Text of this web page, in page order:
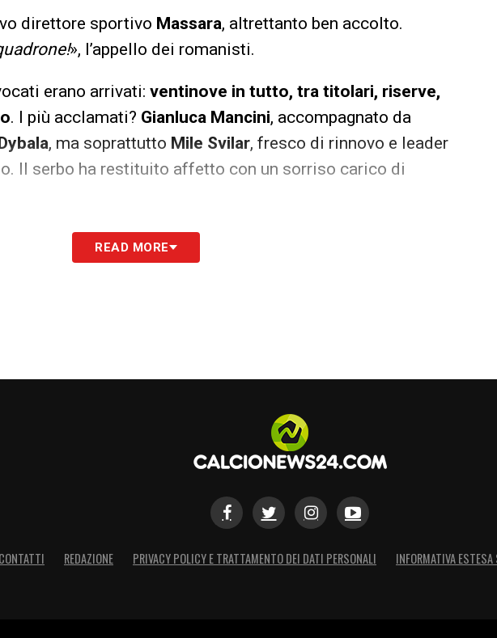
direttore sportivo Massara, altrettanto ben accolto.
», l’appello dei romanisti.
erano arrivati: ventinove in tutto, tra titolari, riserve,
. I più acclamati? Gianluca Mancini, accompagnato da
, ma soprattutto Mile Svilar, fresco di rinnovo e leader
Il serbo ha restituito affetto con un sorriso carico di
grande festa, una sorta di ritorno a scuola dopo la lunga
a Hermoso, daDarboe a Cherubini
READ MORE
CONTATTI REDAZIONE PRIVACY POLICY E TRATTAMENTO DEI DATI PERSONALI INFORMATIVA